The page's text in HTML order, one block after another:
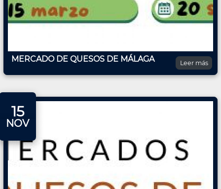
MERCADO DE QUESOS DE MÁLAGA Leer más
15
NOV